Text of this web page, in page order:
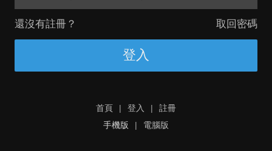
還沒有註冊？ 取回密碼
登入
首頁 | 登入 |
註冊
手機版
| 電腦版